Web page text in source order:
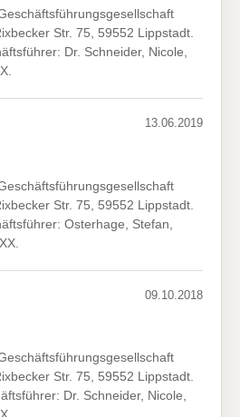
Str. 75, 59552 Lippstadt.
Dr. Schneider, Nicole,
13.06.2019
Str. 75, 59552 Lippstadt.
Osterhage, Stefan,
09.10.2018
Str. 75, 59552 Lippstadt.
Dr. Schneider, Nicole,